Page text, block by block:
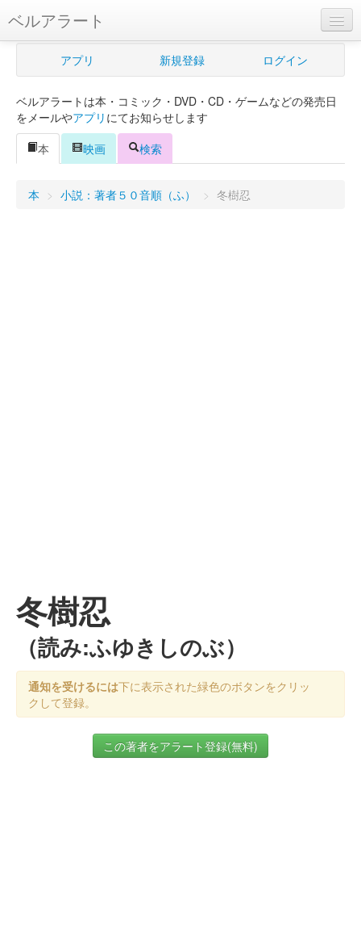
ベルアラート
ベルアラートとは
新規登録
ログイン
アプリ 新規登録 ログイン
ベルアラートは本・コミック・DVD・CD・ゲームなどの発売日
をメールやアプリ にてお知らせします
本
映画 検索
本 > 小説：著者５０音順（ふ） > 冬樹忍
冬樹忍
（読み:ふゆきしのぶ）
通知を受けるには下に表示された緑色のボタンをクリッ
クして登録。
この著者をアラート登録(無料)